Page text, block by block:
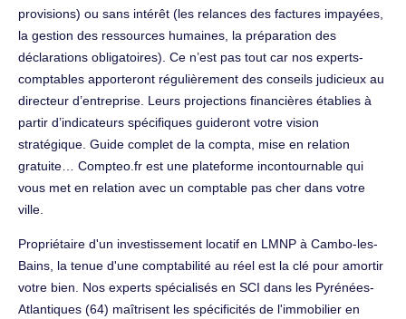
provisions) ou sans intérêt (les relances des factures impayées,
la gestion des ressources humaines, la préparation des
déclarations obligatoires). Ce n’est pas tout car nos experts-
comptables apporteront régulièrement des conseils judicieux au
directeur d’entreprise. Leurs projections financières établies à
partir d’indicateurs spécifiques guideront votre vision
stratégique. Guide complet de la compta, mise en relation
gratuite… Compteo.fr est une plateforme incontournable qui
vous met en relation avec un comptable pas cher dans votre
ville.
Propriétaire d'un investissement locatif en LMNP à Cambo-les-
Bains, la tenue d'une comptabilité au réel est la clé pour amortir
votre bien. Nos experts spécialisés en SCI dans les Pyrénées-
Atlantiques (64) maîtrisent les spécificités de l'immobilier en